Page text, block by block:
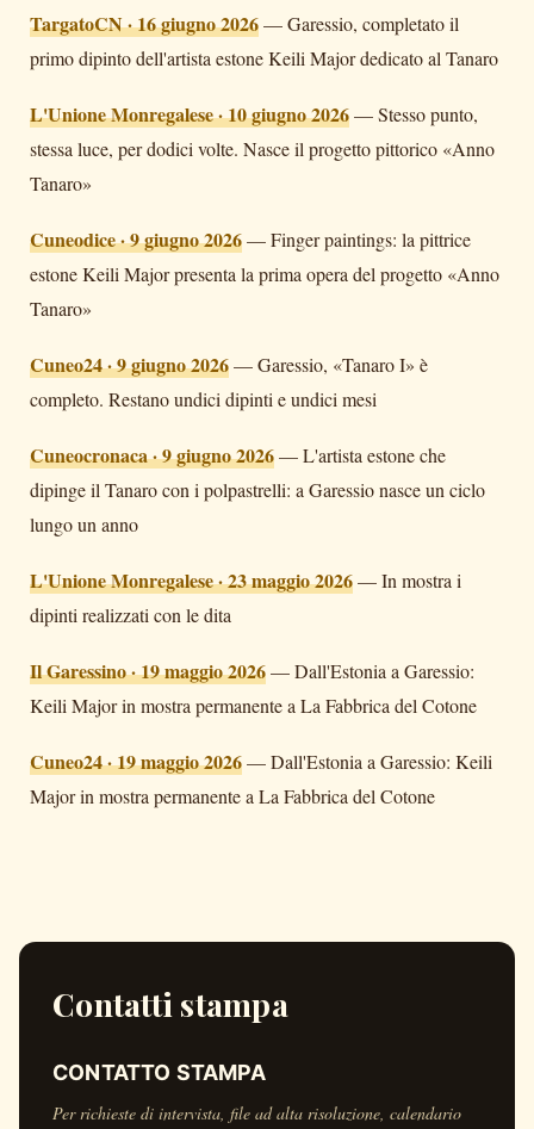
TargatoCN · 16 giugno 2026—Garessio, completato il
primo dipinto dell'artista estone Keili Major dedicato al Tanaro
L'Unione Monregalese · 10 giugno 2026—Stesso punto,
stessa luce, per dodici volte. Nasce il progetto pittorico «Anno
Tanaro»
Cuneodice · 9 giugno 2026—Finger paintings: la pittrice
estone Keili Major presenta la prima opera del progetto «Anno
Tanaro»
Cuneo24 · 9 giugno 2026—Garessio, «Tanaro I» è
completo. Restano undici dipinti e undici mesi
Cuneocronaca · 9 giugno 2026—L'artista estone che
dipinge il Tanaro con i polpastrelli: a Garessio nasce un ciclo
lungo un anno
L'Unione Monregalese · 23 maggio 2026—In mostra i
dipinti realizzati con le dita
Il Garessino · 19 maggio 2026—Dall'Estonia a Garessio:
Keili Major in mostra permanente a La Fabbrica del Cotone
Cuneo24 · 19 maggio 2026—Dall'Estonia a Garessio: Keili
Major in mostra permanente a La Fabbrica del Cotone
Contatti stampa
CONTATTO STAMPA
Per richieste di intervista, file ad alta risoluzione, calendario